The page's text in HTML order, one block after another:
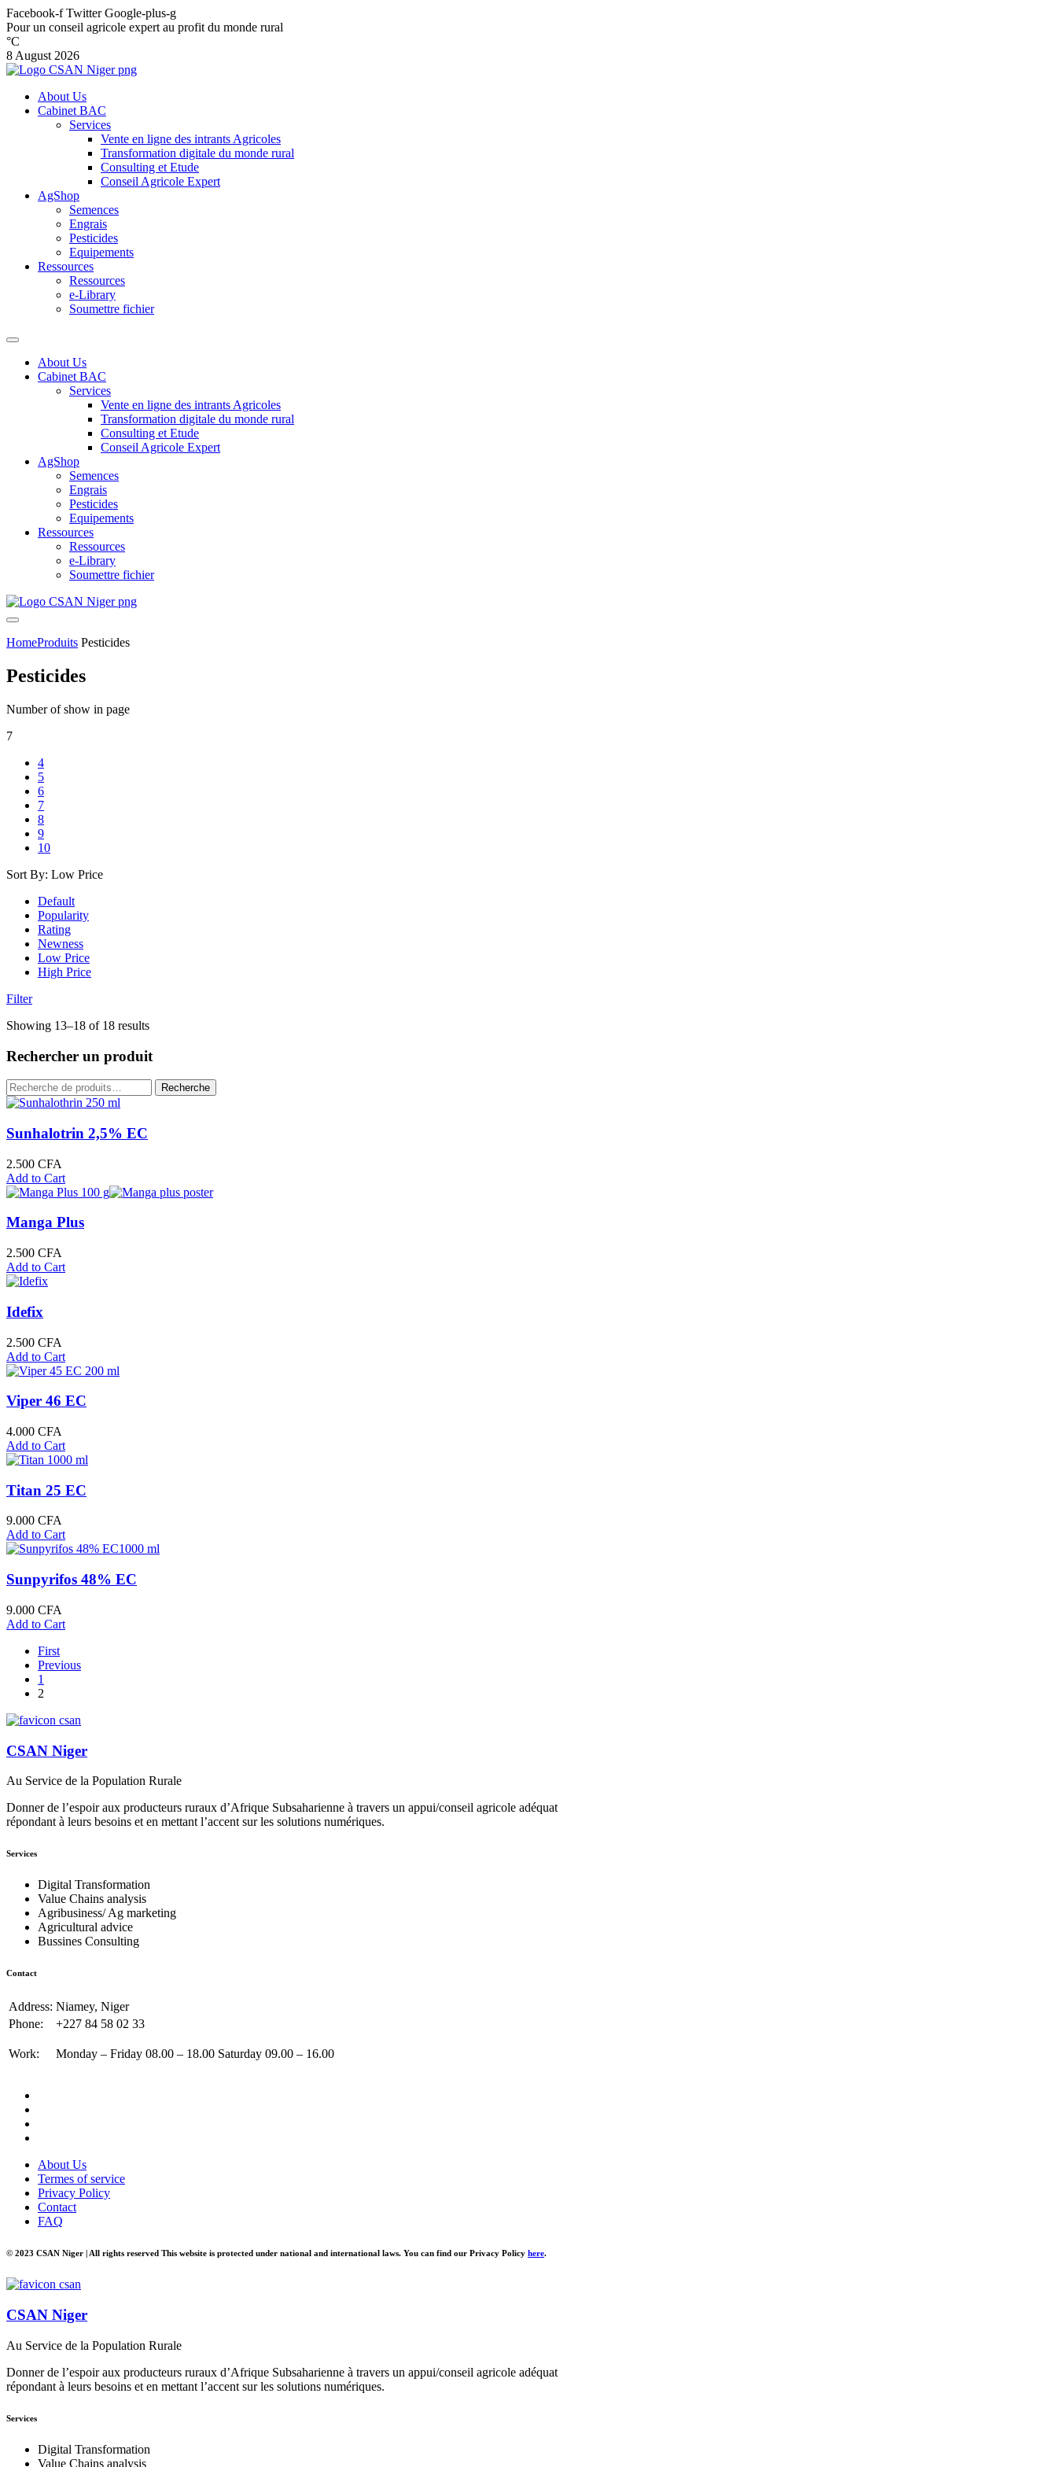
Facebook-f Twitter Google-plus-g
Pour un conseil agricole expert au profit du monde rural
°C
8 August 2026
About Us
Cabinet BAC
Services
Vente en ligne des intrants Agricoles
Transformation digitale du monde rural
Consulting et Etude
Conseil Agricole Expert
AgShop
Semences
Engrais
Pesticides
Equipements
Ressources
Ressources
e-Library
Soumettre fichier
About Us
Cabinet BAC
Services
Vente en ligne des intrants Agricoles
Transformation digitale du monde rural
Consulting et Etude
Conseil Agricole Expert
AgShop
Semences
Engrais
Pesticides
Equipements
Ressources
Ressources
e-Library
Soumettre fichier
HomeProduits Pesticides
Pesticides
Number of show in page
7
4
5
6
7
8
9
10
Sort By: Low Price
Default
Popularity
Rating
Newness
Low Price
High Price
Filter
Showing 13–18 of 18 resultsTrié
prix
Rechercher un produit
Recherche
pour :
Recherche
Sunhalotrin 2,5% EC
2.500 CFA
Add to Cart
Manga Plus
2.500 CFA
Add to Cart
Idefix
2.500 CFA
Add to Cart
Viper 46 EC
4.000 CFA
Add to Cart
Titan 25 EC
9.000 CFA
Add to Cart
Sunpyrifos 48% EC
9.000 CFA
Add to Cart
First
Previous
1
2
CSAN Niger
Au Service de la Population Rurale
Donner de l’espoir aux producteurs ruraux d’Afrique Subsaharienne à travers un appui/conseil agricole adéquat
répondant à leurs besoins et en mettant l’accent sur les solutions numériques.
Services
Digital Transformation
Value Chains analysis
Agribusiness/ Ag marketing
Agricultural advice
Bussines Consulting
Contact
Address: Niamey, Niger
Phone:
+227 84 58 02 33
Work: Monday – Friday 08.00 – 18.00 Saturday 09.00 – 16.00
About Us
Termes of service
Privacy Policy
Contact
FAQ
© 2023 CSAN Niger | All rights reserved This website is protected under national and international laws. You can find our Privacy Policy here.
CSAN Niger
Au Service de la Population Rurale
Donner de l’espoir aux producteurs ruraux d’Afrique Subsaharienne à travers un appui/conseil agricole adéquat
répondant à leurs besoins et en mettant l’accent sur les solutions numériques.
Services
Digital Transformation
Value Chains analysis